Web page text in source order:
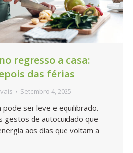
regresso a casa:
das férias
Setembro 4, 2025
ser leve e equilibrado.
gestos de autocuidado que
aos dias que voltam a